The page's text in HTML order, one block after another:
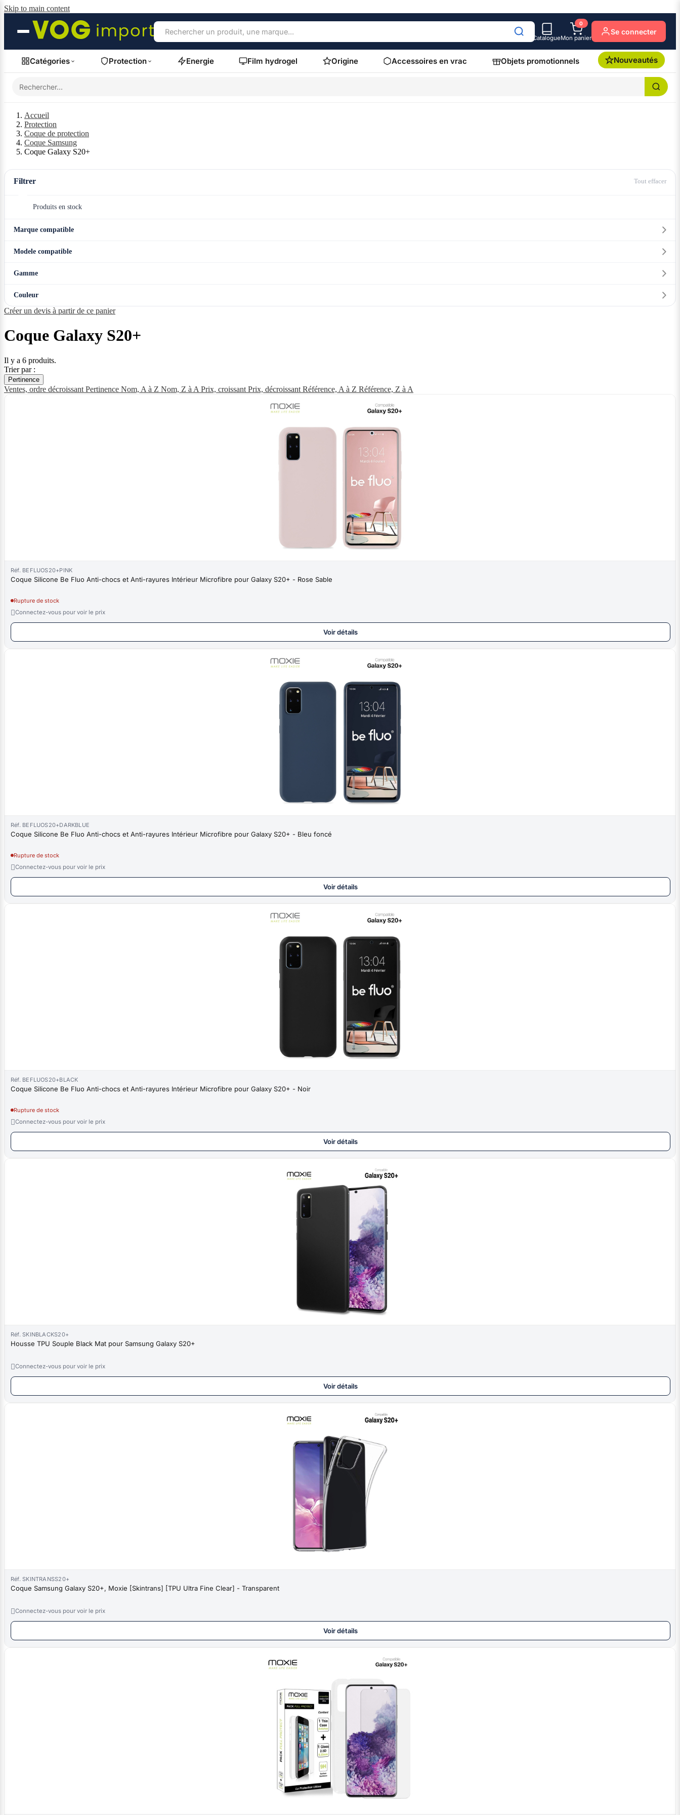
Skip to main content
Catalogue
0
Mon panier
Se connecter
Catégories Protection Energie Film hydrogel Origine Accessoires en vrac Objets promotionnels Nouveautés
Accueil
Protection
Coque de protection
Coque Samsung
Coque Galaxy S20+
Filtrer Tout effacer
Produits en stock
Marque compatible
Modele compatible
Gamme
Couleur
Créer un devis à partir de ce panier
Coque Galaxy S20+
Il y a 6 produits.
Trier par :
Pertinence
Ventes, ordre décroissant Pertinence Nom, A à Z Nom, Z à A Prix, croissant Prix, décroissant Référence, A à Z Référence, Z à A
Réf. BEFLUOS20+PINK
Coque Silicone Be Fluo Anti-chocs et Anti-rayures Intérieur Microfibre pour Galaxy S20+ - Rose Sable
Rupture de stock
Connectez-vous pour voir le prix
Voir détails
Réf. BEFLUOS20+DARKBLUE
Coque Silicone Be Fluo Anti-chocs et Anti-rayures Intérieur Microfibre pour Galaxy S20+ - Bleu foncé
Rupture de stock
Connectez-vous pour voir le prix
Voir détails
Réf. BEFLUOS20+BLACK
Coque Silicone Be Fluo Anti-chocs et Anti-rayures Intérieur Microfibre pour Galaxy S20+ - Noir
Rupture de stock
Connectez-vous pour voir le prix
Voir détails
Réf. SKINBLACKS20+
Housse TPU Souple Black Mat pour Samsung Galaxy S20+
Connectez-vous pour voir le prix
Voir détails
Réf. SKINTRANSS20+
Coque Samsung Galaxy S20+, Moxie [Skintrans] [TPU Ultra Fine Clear] - Transparent
Connectez-vous pour voir le prix
Voir détails